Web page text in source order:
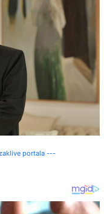
portala ---